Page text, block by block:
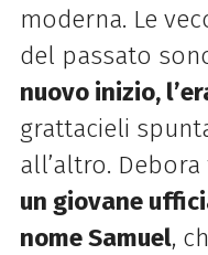
moderna. Le
del passato
nuovo inizio,
grattacieli
all’altro.
un giovane
nome Samuel,